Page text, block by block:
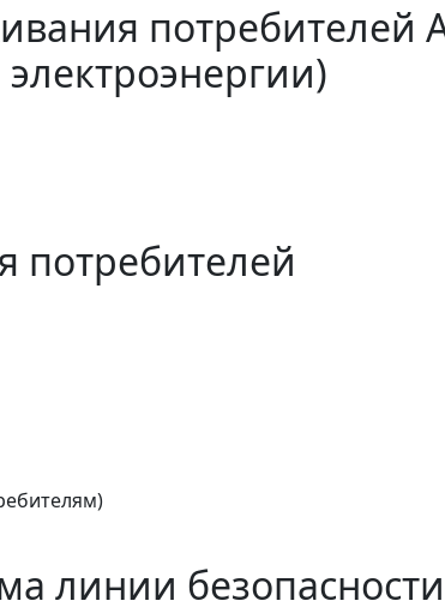
потребителей
потребителей
линии безопасности